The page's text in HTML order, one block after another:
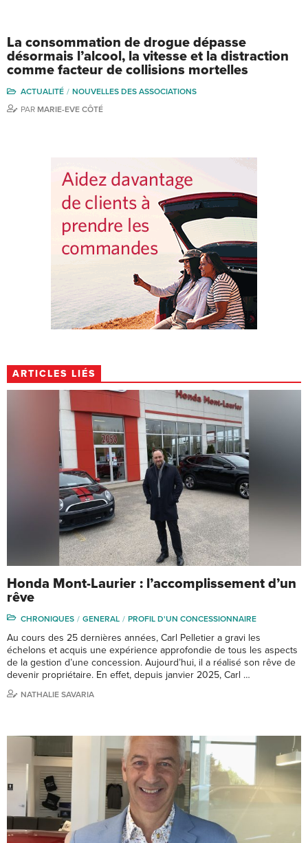
La consommation de drogue dépasse
désormais l’alcool, la vitesse et la distraction
comme facteur de collisions mortelles
ACTUALITÉ
NOUVELLES DES ASSOCIATIONS
PAR MARIE-EVE CÔTÉ
ARTICLES LIÉS
Honda Mont-Laurier : l’accomplissement d’un
rêve
CHRONIQUES GENERAL PROFIL D'UN CONCESSIONNAIRE
Au cours des 25 dernières années, Carl Pelletier a gravi les
échelons et acquis une expérience approfondie de tous les aspects
de la gestion d’une concession. Aujourd’hui, il a réalisé son rêve de
devenir propriétaire. En effet, depuis janvier 2025, Carl …
NATHALIE SAVARIA